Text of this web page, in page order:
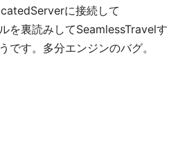
に接続して
を裏読みしてSeamlessTravelす
です。多分エンジンのバグ。